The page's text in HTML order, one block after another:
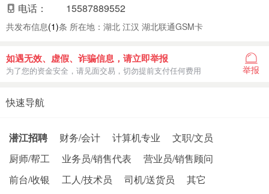
电话：
15587889552
共发布信息(1)条 所在地：湖北 江汉 湖北联通GSM卡
如遇无效、虚假、诈骗信息，请立即举报
为了您的资金安全，请见面交易，切勿提前支付任何费用 举报
快速导航
潜江招聘 财务/会计 计算机专业
文职/文员
厨师/帮工
业务员/销售代表
营业员/销售顾问
前台/收银
工人/技术员 司机/送货员
其它